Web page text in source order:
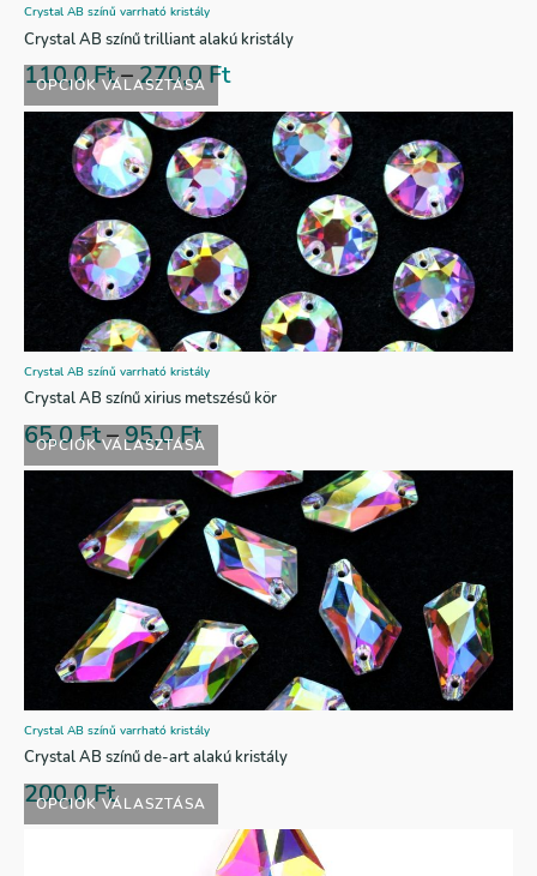
OPCIÓK VÁLASZTÁSA
Crystal AB színű varrható kristály
Crystal AB színű trilliant alakú kristály
110,0Ft–270,0Ft
OPCIÓK VÁLASZTÁSA
Crystal AB színű varrható kristály
Crystal AB színű xirius metszésű kör
65,0Ft–95,0Ft
OPCIÓK VÁLASZTÁSA
Crystal AB színű varrható kristály
Crystal AB színű de-art alakú kristály
200,0Ft